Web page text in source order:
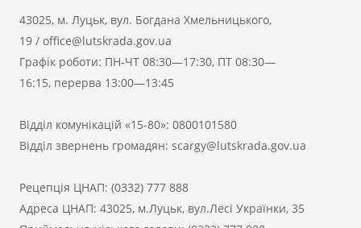
43025, м. Луцьк, вул. Богдана Хмельницького,
19 / office@lutskrada.gov.ua
Графік роботи: ПН-ЧТ 08:30—17:30, ПТ 08:30—
16:15, перерва 13:00—13:45
Відділ комунікацій «15-80»: 0800101580
Відділ звернень громадян: scargy@lutskrada.gov.ua
Рецепція ЦНАП: (0332) 777 888
Адреса ЦНАП: 43025, м.Луцьк, вул.Лесі Українки, 35